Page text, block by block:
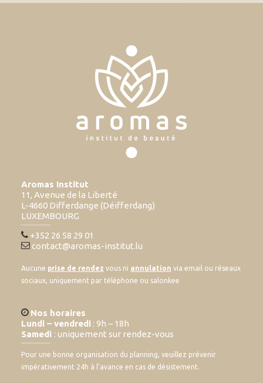
Aromas Institut
11, Avenue de la Liberté
L-4660 Differdange (Déifferdang)
LUXEMBOURG
+352 26 58 29 01
contact@aromas-institut.lu
Aucune prise de rendez vous ni annulation via email ou réseaux
sociaux, uniquement par téléphone ou salonkee
Nos horaires
Lundi – vendredi : 9h – 18h
Samedi : uniquement sur rendez-vous
Pour une bonne organisation du planning, veuillez prévenir
impérativement 24h à l’avance en cas de désistement.